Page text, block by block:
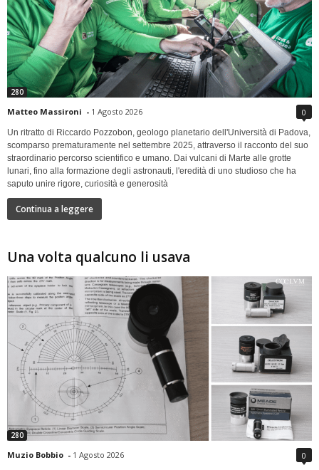
280
Matteo Massironi - 1 Agosto 2026 0
Un ritratto di Riccardo Pozzobon, geologo planetario dell'Università di Padova,
scomparso prematuramente nel settembre 2025, attraverso il racconto del suo
straordinario percorso scientifico e umano. Dai vulcani di Marte alle grotte
lunari, fino alla formazione degli astronauti, l'eredità di uno studioso che ha
saputo unire rigore, curiosità e generosità
Continua a leggere
Una volta qualcuno li usava
280
Muzio Bobbio - 1 Agosto 2026 0